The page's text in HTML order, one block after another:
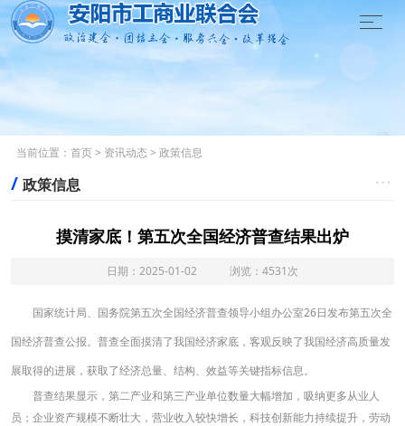

当前位置： 首页> 资讯动态 > 政策信息
/ 政策信息 
摸清家底！第五次全国经济普查结果出炉
日期：2025-01-02 浏览：4531次
国家统计局、国务院第五次全国经济普查领导小组办公室26日发布第五次全
国经济普查公报。普查全面摸清了我国经济家底，客观反映了我国经济高质量发
展取得的进展，获取了经济总量、结构、效益等关键指标信息。
普查结果显示，第二产业和第三产业单位数量大幅增加，吸纳更多从业人
员；企业资产规模不断壮大，营业收入较快增长，科技创新能力持续提升，劳动